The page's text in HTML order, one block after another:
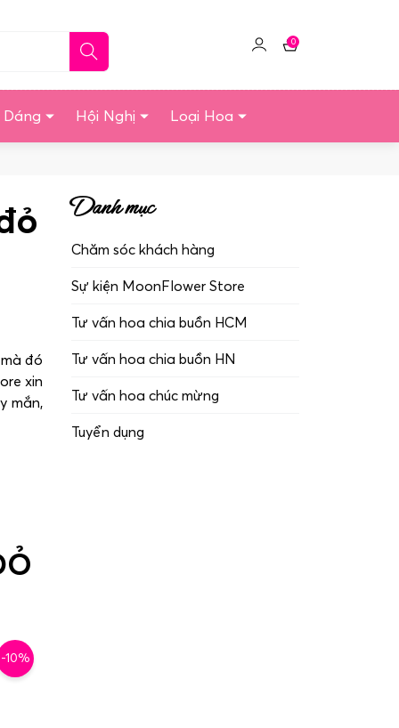
Click
tài
0
Giỏ
Dáng Hội Nghị Loại Hoa
đó
xin
mắn,
-10%
Danh mục
Chăm sóc khách hàng
Sự kiện MoonFlower Store
Tư vấn hoa chia buồn HCM
Tư vấn hoa chia buồn HN
Tư vấn hoa chúc mừng
Tuyển dụng